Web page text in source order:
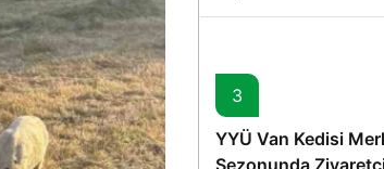
Memişoğlu’nun
3
YYÜ Van Kedisi